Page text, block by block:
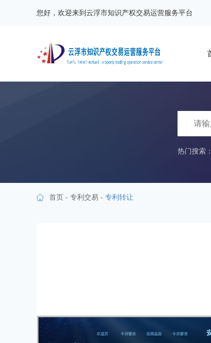
您好，欢迎来到云浮市知识产权交易运营服务平台
热门搜索：
首页 - 专利交易 - 专利转让